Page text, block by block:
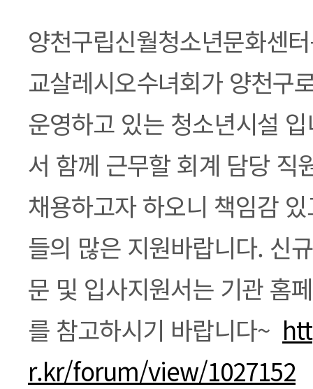
본문
양천구립신월청소년문화센
교살레시오수녀회가 양천구
운영하고 있는 청소년시설
서 함께 근무할 회계 담당 직
채용하고자 하오니 책임감
들의 많은 지원바랍니다. 신
문 및 입사지원서는 기관 홈
를 참고하시기 바랍니다~
r.kr/forum/view/1027152